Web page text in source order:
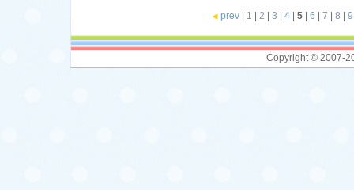
prev| 1 | 2 | 3 | 4| 5| 6 | 7 | 8 | 9
Copyright © 2007-